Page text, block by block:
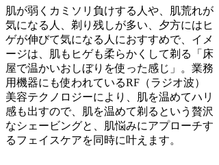
肌が弱くカミソリ負けする人や、肌荒れが
気になる人、剃り残しが多い、夕方にはヒ
ゲが伸びて気になる人におすすめで、イメ
ージは、肌もヒゲも柔らかくして剃る「床
屋で温かいおしぼりを使った感じ」。業務
用機器にも使われているRF（ラジオ波）
美容テクノロジーにより、肌を温めてハリ
感も出すので、肌を温めて剃るという贅沢
なシェービングと、肌悩みにアプローチす
るフェイスケアを同時に叶えます。